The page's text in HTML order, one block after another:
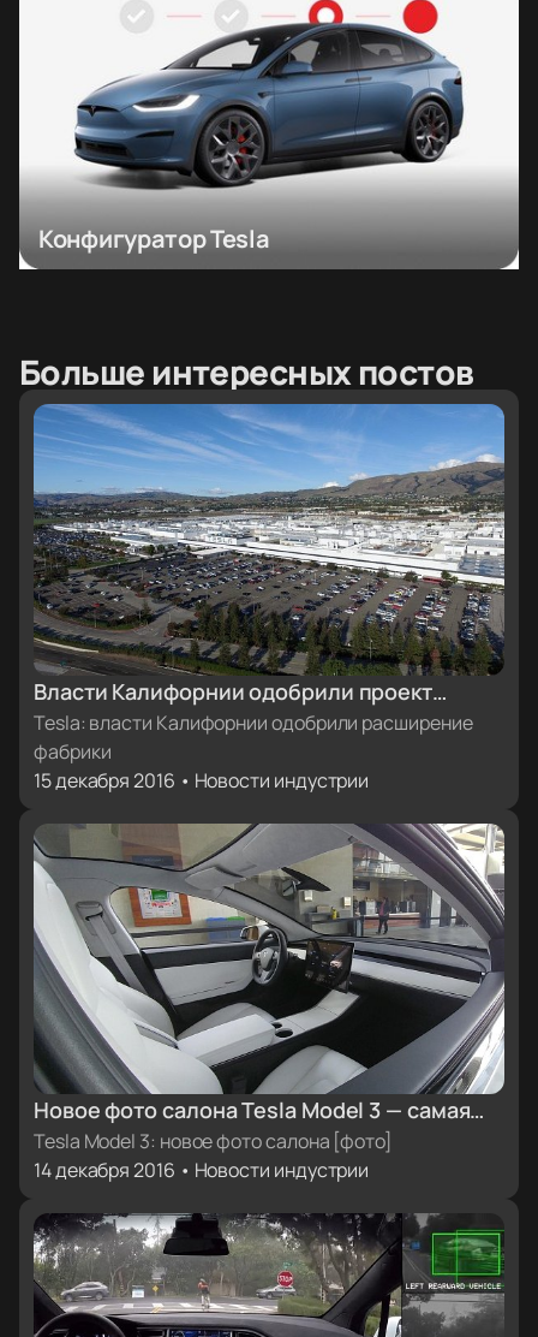
Конфигуратор Tesla
Больше интересных постов
Власти Калифорнии одобрили проект
расширения фабрики Tesla Motors [бонус:
фото завода с высоты птичьего полета]
Tesla: власти Калифорнии одобрили расширение
фабрики
15 декабря 2016 • Новости индустрии
Новое фото салона Tesla Model 3 — самая
качественная фотография интерьера на
сегодняшний день [фото]
Tesla Model 3: новое фото салона [фото]
14 декабря 2016 • Новости индустрии